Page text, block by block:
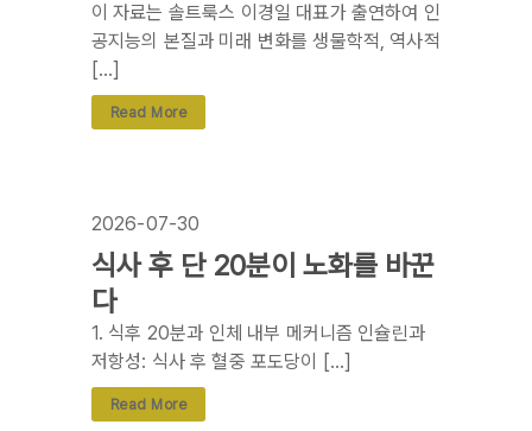
이 자료는 솔트룩스 이경일 대표가 출연하여 인
공지능의 본질과 미래 변화를 생물학적, 역사적
[…]
Read More
2026-07-30
식사 후 단 20분이 노화를 바꾼
다
1. 식후 20분과 인체 내부 메커니즘 인슐린과
저항성: 식사 후 혈중 포도당이 […]
Read More